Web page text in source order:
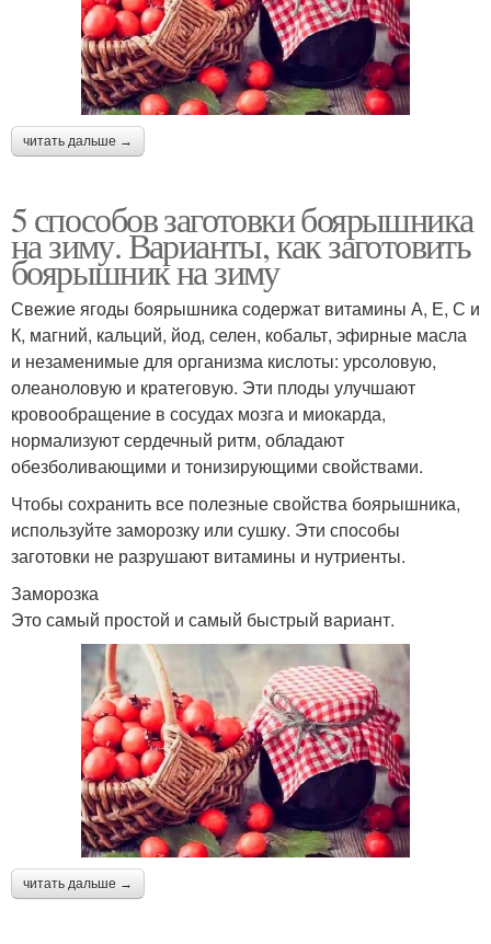
читать дальше →
5 способов заготовки боярышника
на зиму. Варианты, как заготовить
боярышник на зиму
Свежие ягоды боярышника содержат витамины А, Е, С и
К, магний, кальций, йод, селен, кобальт, эфирные масла
и незаменимые для организма кислоты: урсоловую,
олеаноловую и кратеговую. Эти плоды улучшают
кровообращение в сосудах мозга и миокарда,
нормализуют сердечный ритм, обладают
обезболивающими и тонизирующими свойствами.
Чтобы сохранить все полезные свойства боярышника,
используйте заморозку или сушку. Эти способы
заготовки не разрушают витамины и нутриенты.
Заморозка
Это самый простой и самый быстрый вариант.
читать дальше →